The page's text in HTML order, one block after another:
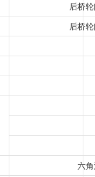
后桥
后桥
六